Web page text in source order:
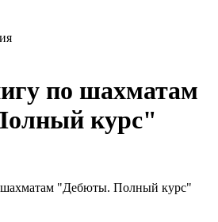
по шахматам
курс"